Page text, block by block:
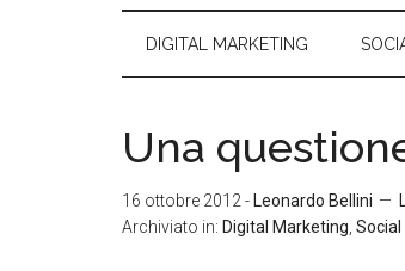
DIGITAL MARKETING
Una
16 ottobre 2012 - Leonardo Bellini
Archiviato in: Digital Marketing Social